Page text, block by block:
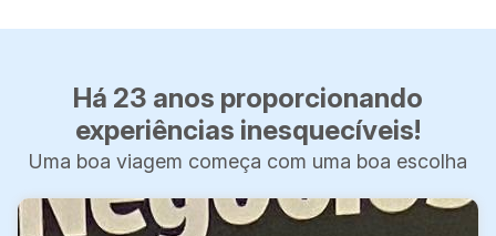
Há 23 anos proporcionando
experiências inesquecíveis!
Uma boa viagem começa com uma boa escolha